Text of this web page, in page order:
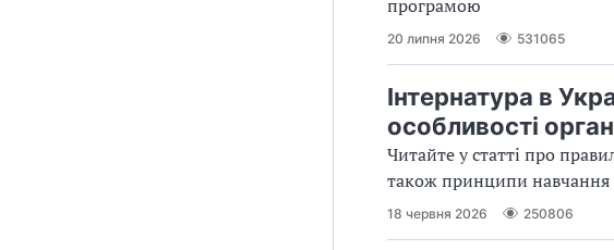
програмою
20 липня 2026 531065
Інтернатура в
особливості
Читайте у статті про
також принципи навчання
18 червня 2026 250806